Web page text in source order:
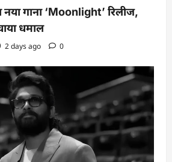
गाना ‘Moonlight’ रिलीज,
धमाल
2 days ago 0